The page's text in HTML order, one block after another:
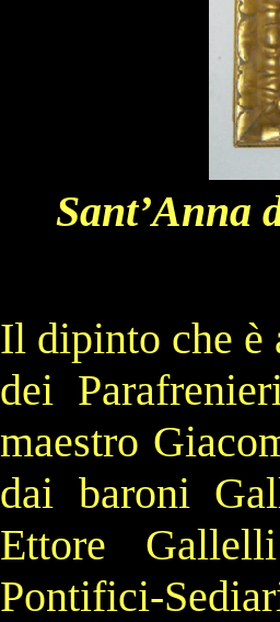
Sant’Anna
Il dipinto che è
dei
maestro
dai baroni
Ettore
Pontifici-